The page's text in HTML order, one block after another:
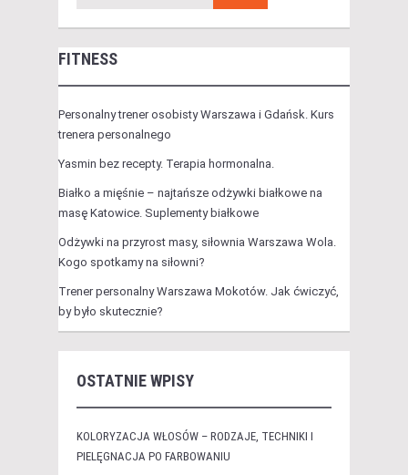
FITNESS
Personalny trener osobisty Warszawa i Gdańsk. Kurs
trenera personalnego
Yasmin bez recepty. Terapia hormonalna.
Białko a mięśnie – najtańsze odżywki białkowe na
masę Katowice. Suplementy białkowe
Odżywki na przyrost masy, siłownia Warszawa Wola.
Kogo spotkamy na siłowni?
Trener personalny Warszawa Mokotów. Jak ćwiczyć,
by było skutecznie?
OSTATNIE WPISY
KOLORYZACJA WŁOSÓW – RODZAJE, TECHNIKI I
PIELĘGNACJA PO FARBOWANIU